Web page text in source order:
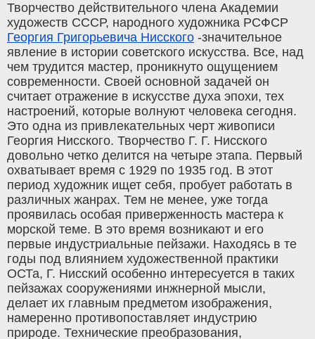
Творчество действительного члена Академии
художеств СССР, народного художника РСФСР
Георгия Григорьевича Нисского -значительное
явление в истории советского искусства. Все, над
чем трудится мастер, проникнуто ощущением
современности. Своей основной задачей он
считает отражение в искусстве духа эпохи, тех
настроений, которые волнуют человека сегодня.
Это одна из привлекательных черт живописи
Георгия Нисского. Творчество Г. Г. Нисского
довольно четко делится на четыре этапа. Первый
охватывает время с 1929 по 1935 год. В этот
период художник ищет себя, пробует работать в
различных жанрах. Тем не менее, уже тогда
проявилась особая приверженность мастера к
морской теме. В это время возникают и его
первые индустриальные пейзажи. Находясь в те
годы под влиянием художественной практики
ОСТа, Г. Нисский особенно интересуется в таких
пейзажах сооружениями инжнерной мысли,
делает их главным предметом изображения,
намеренно противопоставляет индустрию
природе. Технические преобразования,